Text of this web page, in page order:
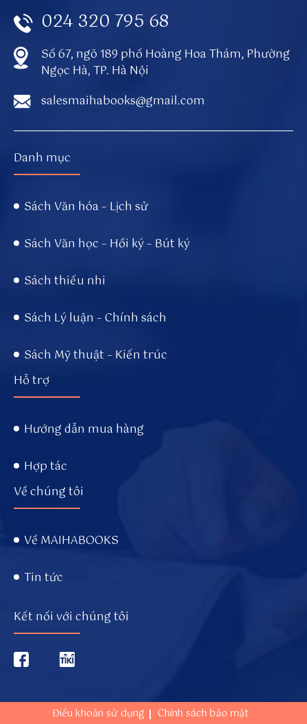
024 320 795 68
Số 67, ngõ 189 phố Hoàng Hoa Thám, Phường
Ngọc Hà, TP. Hà Nội
salesmaihabooks@gmail.com
Danh mục
Sách Văn hóa – Lịch sử
Sách Văn học – Hồi ký – Bút ký
Sách thiếu nhi
Sách Lý luận – Chính sách
Sách Mỹ thuật – Kiến trúc
Hỗ trợ
Hướng dẫn mua hàng
Hợp tác
Về chúng tôi
Về MAIHABOOKS
Tin tức
Kết nối với chúng tôi
Điều khoản sử dụng Chính sách bảo mật